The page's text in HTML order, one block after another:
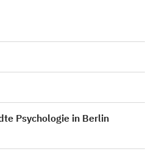
Psychologie in Berlin